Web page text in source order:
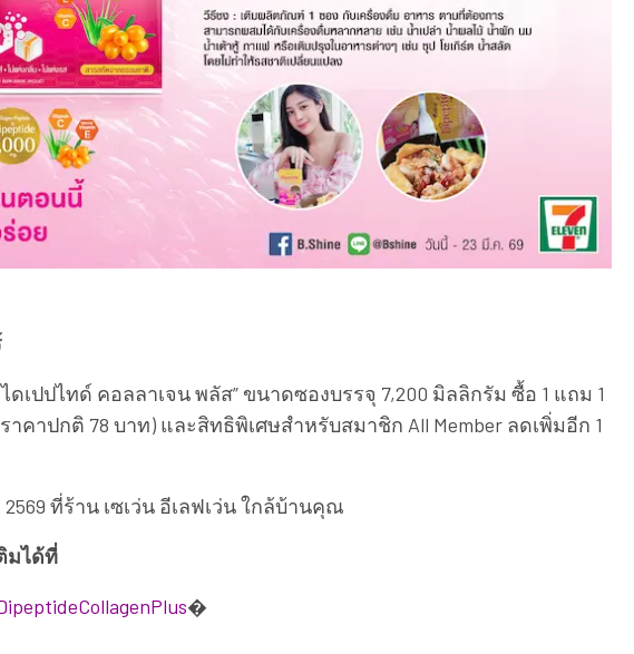
เปปไทด์ คอลลาเจน พลัส” ขนาดซองบรรจุ 7,200 มิลลิกรัม ซื้อ 1 แถม 1
าคาปกติ 78 บาท) และสิทธิพิเศษสำหรับสมาชิก All Member ลดเพิ่มอีก 1
ที่ร้าน เซเว่น อีเลฟเว่น ใกล้บ้านคุณ
มได้ที่
⁠�